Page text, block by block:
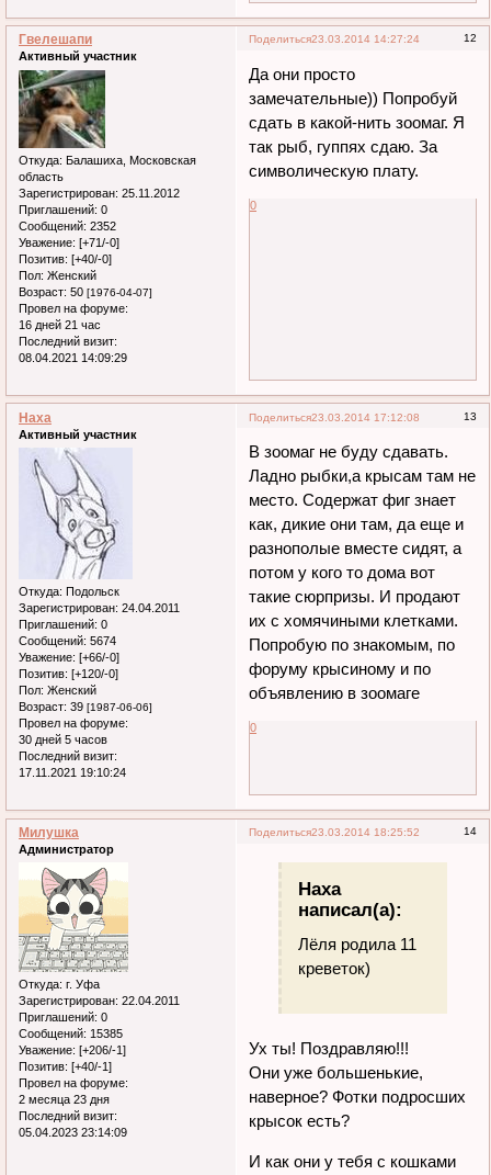
Поделиться 12
23.03.2014 14:27:24
Гвелешапи
Активный участник
Откуда: Балашиха, Московская
область
Зарегистрирован: 25.11.2012
Приглашений: 0
Сообщений: 2352
Уважение: [+71/-0]
Позитив: [+40/-0]
Пол: Женский
Возраст: 50 [1976-04-07]
Провел на форуме:
16 дней 21 час
Последний визит:
08.04.2021 14:09:29
Да они просто
замечательные)) Попробуй
сдать в какой-нить зоомаг. Я
так рыб, гуппях сдаю. За
символическую плату.
0
Поделиться 13
23.03.2014 17:12:08
Наха
Активный участник
Откуда: Подольск
Зарегистрирован: 24.04.2011
Приглашений: 0
Сообщений: 5674
Уважение: [+66/-0]
Позитив: [+120/-0]
Пол: Женский
Возраст: 39 [1987-06-06]
Провел на форуме:
30 дней 5 часов
Последний визит:
17.11.2021 19:10:24
В зоомаг не буду сдавать.
Ладно рыбки,а крысам там не
место. Содержат фиг знает
как, дикие они там, да еще и
разнополые вместе сидят, а
потом у кого то дома вот
такие сюрпризы. И продают
их с хомячиными клетками.
Попробую по знакомым, по
форуму крысиному и по
объявлению в зоомаге
0
Поделиться 14
23.03.2014 18:25:52
Милушка
Администратор
Откуда: г. Уфа
Зарегистрирован: 22.04.2011
Приглашений: 0
Сообщений: 15385
Уважение: [+206/-1]
Позитив: [+40/-1]
Провел на форуме:
2 месяца 23 дня
Последний визит:
05.04.2023 23:14:09
Наха
написал(а):
Лёля родила 11
креветок)
Ух ты! Поздравляю!!!
Они уже большенькие,
наверное? Фотки подросших
крысок есть?
И как они у тебя с кошками